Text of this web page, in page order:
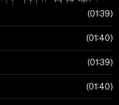
01:39
01:40
01:39
01:40